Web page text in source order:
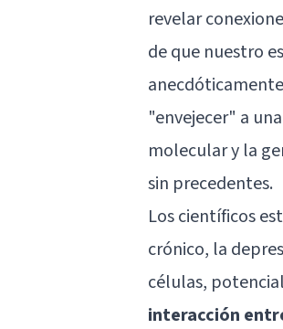
revelar
de que nuestro
"envejecer" a
molecular y la
sin precedentes.
Los científicos
crónico, la
células,
interacción